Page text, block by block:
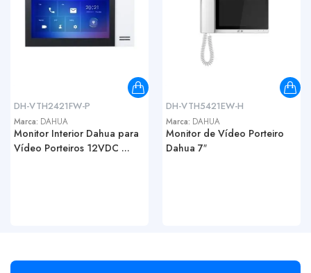
DH-VTH2421FW-P
Marca: DAHUA
Monitor Interior Dahua para
Vídeo Porteiros 12VDC ...
DH-VTH5421EW-H
Marca: DAHUA
Monitor de Vídeo Porteiro
Dahua 7″